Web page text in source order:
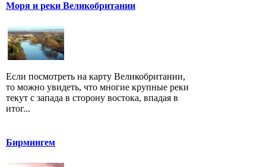
Моря и реки Великобритании
Если посмотреть на карту Великобритании,
то можно увидеть, что многие крупные реки
текут с запада в сторону востока, впадая в
итог...
Бирмингем